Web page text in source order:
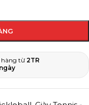
hàng từ 2TR